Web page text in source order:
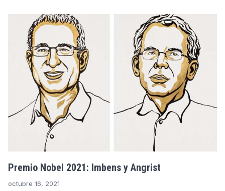
Premio Nobel 2021: Imbens y Angrist
octubre 16, 2021